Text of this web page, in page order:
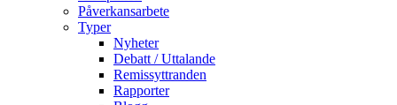
Påverkansarbete
Typer
Nyheter
Debatt / Uttalande
Remissyttranden
Rapporter